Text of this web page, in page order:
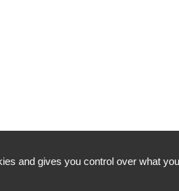
and gives you control over what